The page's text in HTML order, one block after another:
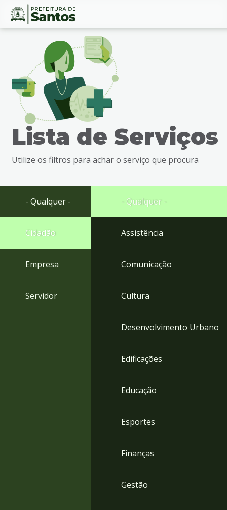
Ir
busca
Ir
rodapé
Conteúdo
Lista de Serviços
Utilize os filtros para achar o serviço que procura
- Qualquer -
Cidadão
Empresa
Servidor
- Qualquer -
Assistência
Comunicação
Cultura
Desenvolvimento Urbano
Edificações
Educação
Esportes
Finanças
Gestão